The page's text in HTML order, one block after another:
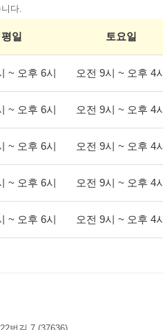
다.
평일 토요일
~ 오후 6시 오전 9시 ~ 오후 4
~ 오후 6시 오전 9시 ~ 오후 4
~ 오후 6시 오전 9시 ~ 오후 4
~ 오후 6시 오전 9시 ~ 오후 4
~ 오후 6시 오전 9시 ~ 오후 4